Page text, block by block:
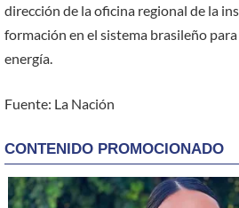
dirección de la oficina regional de la
formación en el sistema brasileño
energía.
Fuente: La Nación